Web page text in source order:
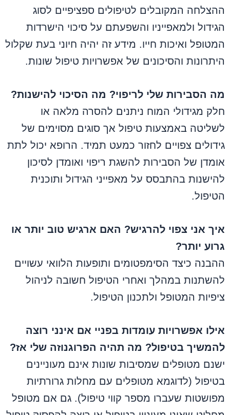
ההצלחה המקובלים לטיפולים ספציפיים לסוג
הגידול ולמאפייניו והשפעתם על סיכוי הישרדות
המטופל ואיכות חייו. מידע זה יהיה חיוני בעת שקלול
היתרונות והסיכונים של אפשרויות טיפול שונות.
מה הסבירות שלי לריפוי? מה הסיכוי להישנות?
חלק מגידולי המוח ניתנים להסרה מלאה או
לשליטה באמצעות טיפול אך סוגים מסוימים של
גידולים צפויים לחזור כמעט תמיד. הרופא יכול לתת
אומדן של הסבירות להשגת ריפוי ואומדן לסיכון
להישנות בהתבסס על מאפייני הגידול ותוכנית
הטיפול.
איך אני צפוי להרגיש? האם ארגיש טוב יותר או
גרוע יותר?
ההבנה כיצד הסימפטומים ותופעות הלוואי עשויים
להשתנות במהלך ואחרי הטיפול חשובה לניהול
ציפיות המטופל ולתכנון הטיפול.
אילו אפשרויות עומדות בפניי אם אינני רוצה
להמשיך בטיפול? מה תהיה הפרוגנוזה שלי אז?
ישנם מטופלים שמסיבות שונות אינם מעוניינים
בטיפול (לדוגמא מטופלים עם מחלות גרורתיות
מפושטות שעברו מספר קווי טיפול). גם אם מטופל